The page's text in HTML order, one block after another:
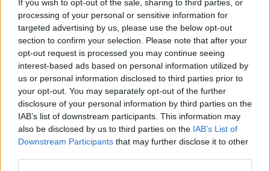
If you wish to opt-out of the sale, sharing to third parties, or
processing of your personal or sensitive information for
targeted advertising by us, please use the below opt-out
section to confirm your selection. Please note that after your
opt-out request is processed you may continue seeing
interest-based ads based on personal information utilized by
us or personal information disclosed to third parties prior to
your opt-out. You may separately opt-out of the further
disclosure of your personal information by third parties on the
IAB’s list of downstream participants. This information may
also be disclosed by us to third parties on the IAB’s List of
Downstream Participants that may further disclose it to other
ΔΕΙΤΕ ΕΠΙΣΗΣ
ΣΤΗΝ ΙΔΙΑ ΚΑΤΗΓΟΡΙΑ